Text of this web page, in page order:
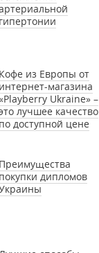
гипертонии
Кофе из Европы от
интернет-магазина
Ukraine» –
лучшее качество
по доступной цене
Преимущества
покупки дипломов